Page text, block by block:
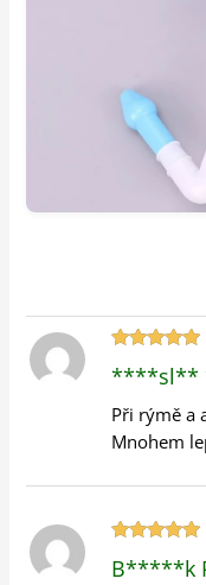
5 z 5
****sl**
Při rýmě a
Mnohem
5z 5
B*****k